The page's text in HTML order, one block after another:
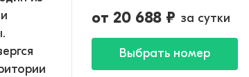
от 20 688 ₽ за сутки
Выбрать номер